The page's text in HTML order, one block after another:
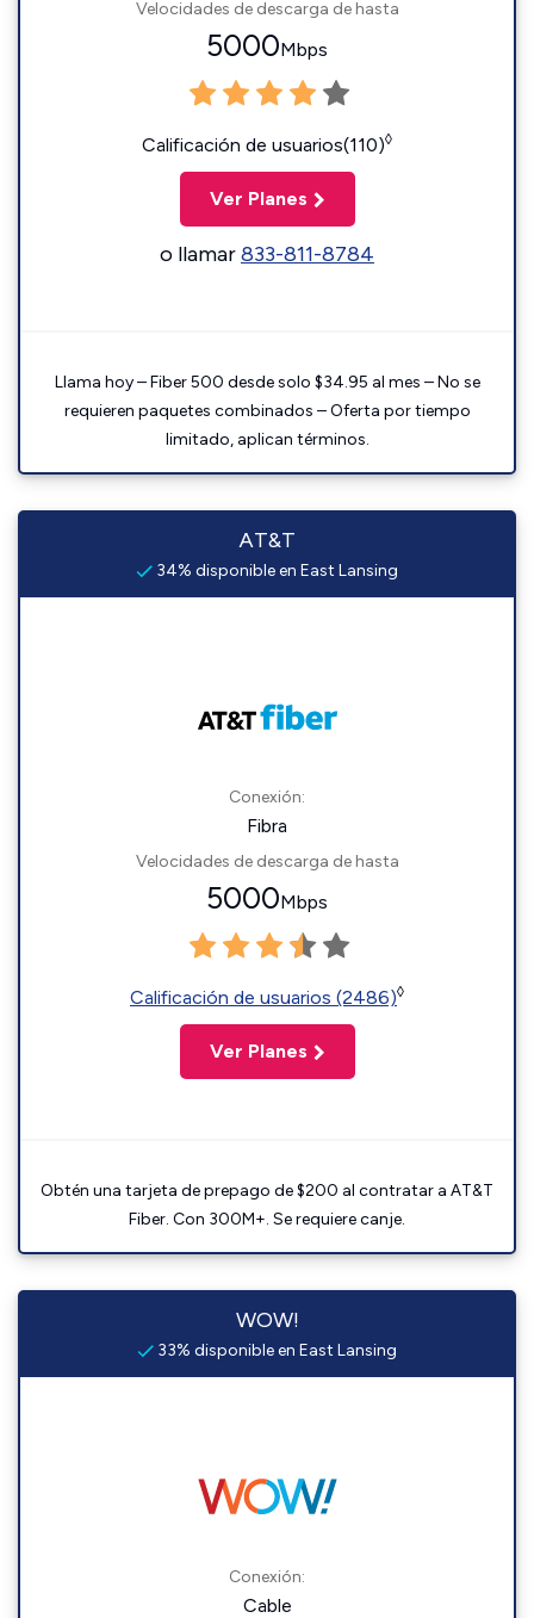
Velocidades de descarga de hasta
5000Mbps
Calificación de usuarios(110)◊
Ver Planes
o llamar833-811-8784
Llama hoy – Fiber 500 desde solo $34.95 al mes – No se
requieren paquetes combinados – Oferta por tiempo
limitado, aplican términos.
AT&T
34% disponible en East Lansing
Conexión:
Fibra
Velocidades de descarga de hasta
5000Mbps
Calificación de usuarios (2486)◊
Ver Planes
Obtén una tarjeta de prepago de $200 al contratar a AT&T
Fiber. Con 300M+. Se requiere canje.
WOW!
33% disponible en East Lansing
Conexión:
Cable